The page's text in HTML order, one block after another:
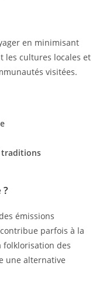
en minimisant
les cultures locales et
visitées.
traditions
?
émissions
parfois à la
folklorisation des
une alternative